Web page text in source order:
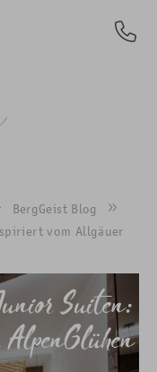
BergGeist Blog
vom Allgäuer
Suiten: